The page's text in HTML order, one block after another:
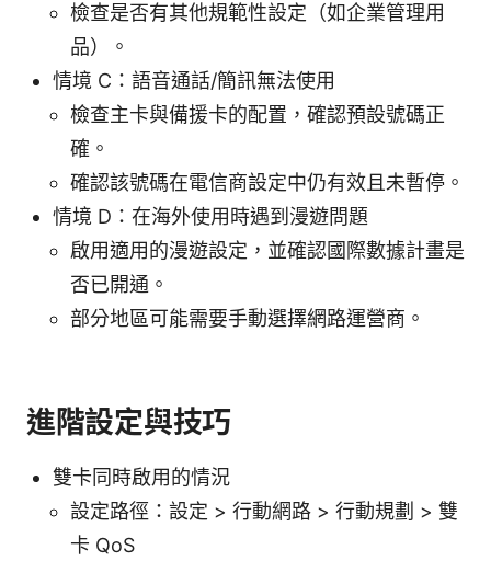
檢查是否有其他規範性設定（如企業管理用
品）。
情境 C：語音通話/簡訊無法使用
檢查主卡與備援卡的配置，確認預設號碼正
確。
確認該號碼在電信商設定中仍有效且未暫停。
情境 D：在海外使用時遇到漫遊問題
啟用適用的漫遊設定，並確認國際數據計畫是
否已開通。
部分地區可能需要手動選擇網路運營商。
進階設定與技巧
雙卡同時啟用的情況
設定路徑：設定 > 行動網路 > 行動規劃 > 雙
卡 QoS